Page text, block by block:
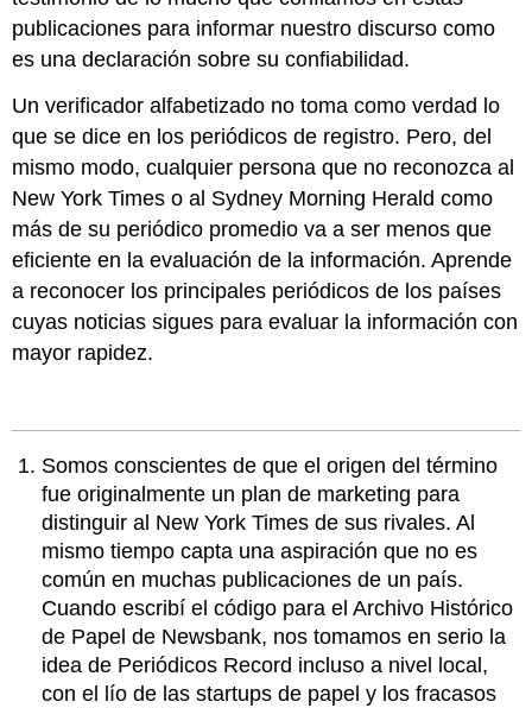
publicaciones para informar nuestro discurso como
es una declaración sobre su confiabilidad.
Un verificador alfabetizado no toma como verdad lo
que se dice en los periódicos de registro. Pero, del
mismo modo, cualquier persona que no reconozca al
New York Times o al Sydney Morning Herald como
más de su periódico promedio va a ser menos que
eficiente en la evaluación de la información. Aprende
a reconocer los principales periódicos de los países
cuyas noticias sigues para evaluar la información con
mayor rapidez.
Somos conscientes de que el origen del término
fue originalmente un plan de marketing para
distinguir al New York Times de sus rivales. Al
mismo tiempo capta una aspiración que no es
común en muchas publicaciones de un país.
Cuando escribí el código para el Archivo Histórico
de Papel de Newsbank, nos tomamos en serio la
idea de Periódicos Record incluso a nivel local,
con el lío de las startups de papel y los fracasos